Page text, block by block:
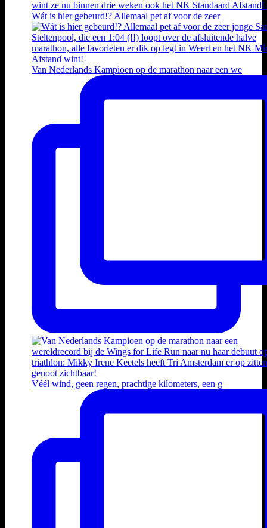
Wát is hier gebeurd!? Allemaal pet af voor de zeer
Van Nederlands Kampioen op de marathon naar een we
Véél wind, geen regen, prachtige kilometers, een g